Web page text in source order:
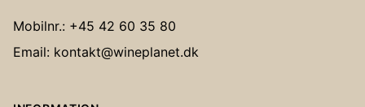
Mobilnr.: +45 42 60 35 80
Email: kontakt@wineplanet.dk